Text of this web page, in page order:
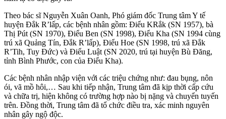
Theo bác sĩ Nguyễn Xuân Oanh, Phó giám đốc Trung tâm Y tế
huyện Đắk R’lấp, các bệnh nhân gồm: Điểu KRắk (SN 1957), bà
Thị Pút (SN 1970), Điểu Ben (SN 1998), Điểu Kha (SN 1994 cùng
trú xã Quảng Tín, Đắk R’lấp), Điểu Hoe (SN 1998, trú xã Đắk
R’Tih, Tuy Đức) và Điểu Luật (SN 2020, trú tại huyện Bù Đăng,
tỉnh Bình Phước, con của Điểu Kha).
Các bệnh nhân nhập viện với các triệu chứng như: đau bụng, nôn
ói, vã mồ hôi,… Sau khi tiếp nhận, Trung tâm đã kịp thời cấp cứu
và chữa trị, hiện không có trường hợp nào bị nặng và chuyển tuyến
trên. Đồng thời, Trung tâm đã tổ chức điều tra, xác minh nguyên
nhân gây ngộ độc.